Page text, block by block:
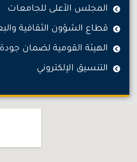
المجلس الأعلى للجامعات
قطاع الشؤون الثقافية
الهيئة القومية لضمان جودة
التنسيق الإلكتروني